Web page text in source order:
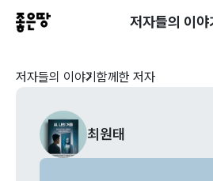
저자들의 이야
저자들의 이야기 함께한 저자
최원태